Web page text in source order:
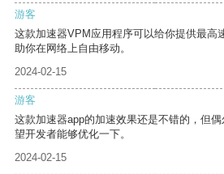
游客
这款加速器VPM应用程序可以给你提供最高
助你在网络上自由移动。
2024-02-15
游客
这款加速器app的加速效果还是不错的，但
望开发者能够优化一下。
2024-02-15